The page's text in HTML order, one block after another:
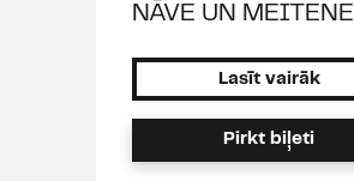
NĀVE UN MEITENE
Lasīt vairāk
Pirkt biļeti